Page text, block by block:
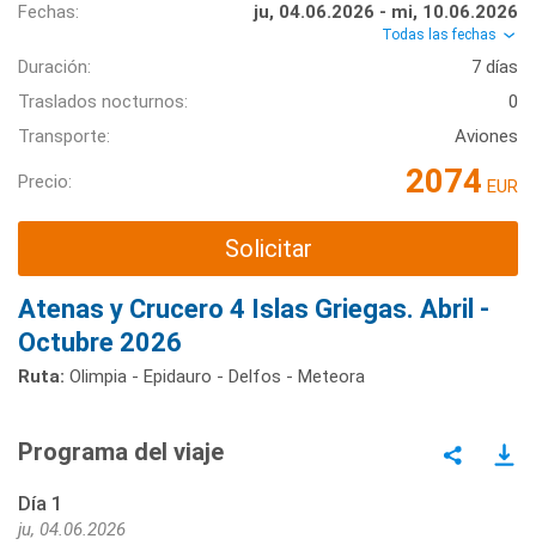
Fechas:
ju, 04.06.2026 - mi, 10.06.2026
Todas las fechas
Duración:
7 días
Traslados nocturnos:
0
Transporte:
Aviones
Precio: 2074 EUR
Solicitar
Atenas y Crucero 4 Islas Griegas. Abril -
Octubre 2026
Ruta: Olimpia - Epidauro - Delfos - Meteora
Programa del viaje
Día 1
ju, 04.06.2026